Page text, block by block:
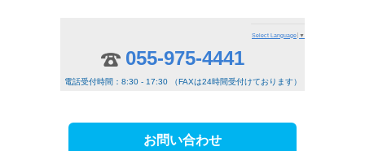
Select Language ▼
055-975-4441
電話受付時間：8:30 - 17:30 （FAXは24時間受付けております）
お問い合わせ